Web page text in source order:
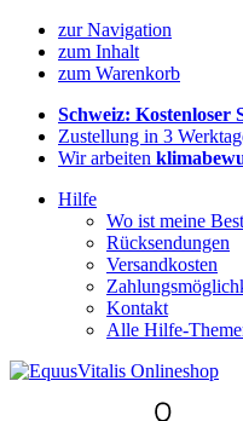
zur Navigation
zum Inhalt
zum Warenkorb
Schweiz: Kostenloser
Zustellung in 3
Wir arbeiten
Hilfe
Wo ist meine
Rücksendungen
Versandkosten
Kontakt
Alle Hilfe-